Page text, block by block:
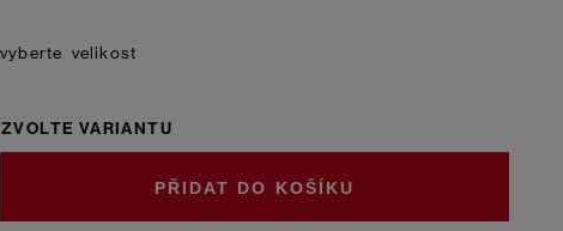
velikost
ZVOLTE VARIANTU
DO KOŠÍKU